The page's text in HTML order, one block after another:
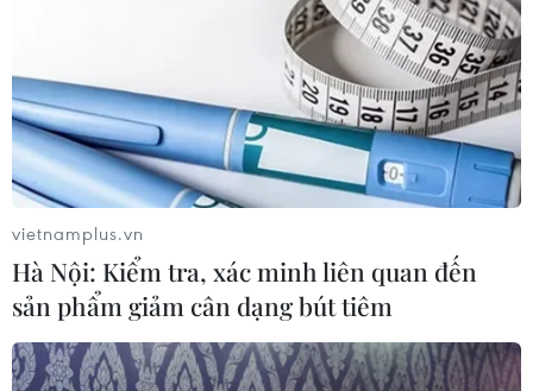
sau khoảng 1 tiếng được tiêm vắcxin phòng COVID-19,
tuy nhiên, hiện chưa rõ cái chết của bà cụ có liên quan
tới việc tiêm vắcxin hay không.
vietnamplus.vn
Hà Nội: Kiểm tra, xác minh liên quan đến
sản phẩm giảm cân dạng bút tiêm